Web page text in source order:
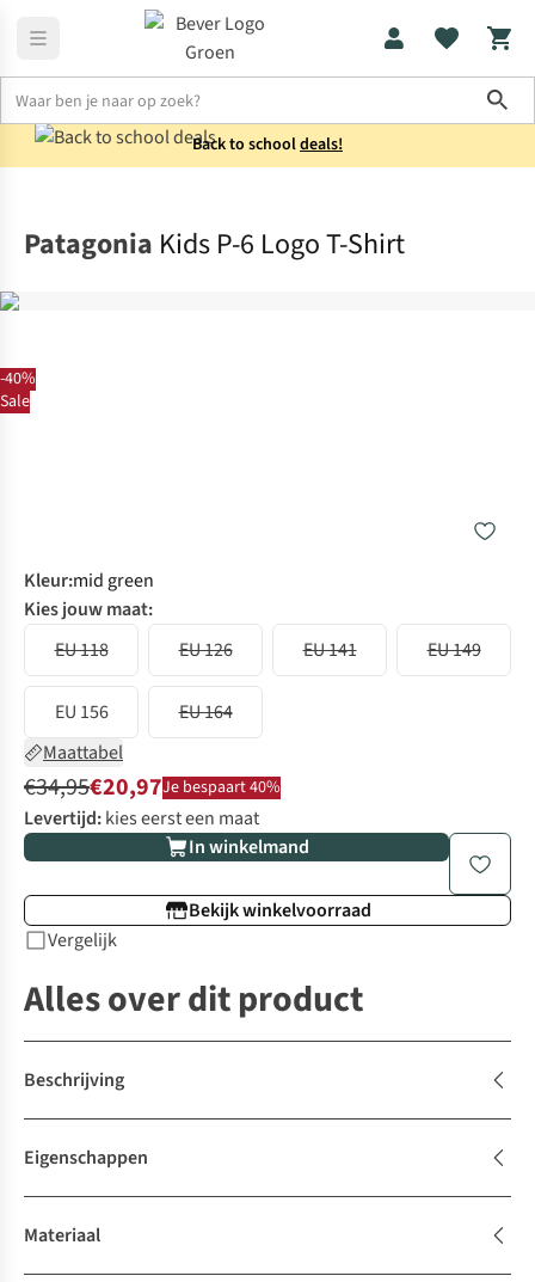
Back to schooldeals!
-40%
Sale
Patagonia Kids P-6 Logo T-Shirt
Kleur:mid green
Kies jouw maat:
EU 118
EU 126 EU 141 EU 149
EU 156
EU 164
Maattabel
€34,95€20,97Je bespaart 40%
Levertijd:kies eerst een maat
In winkelmand
Bekijk winkelvoorraad
Vergelijk
Alles over dit product
Beschrijving
Eigenschappen
Materiaal